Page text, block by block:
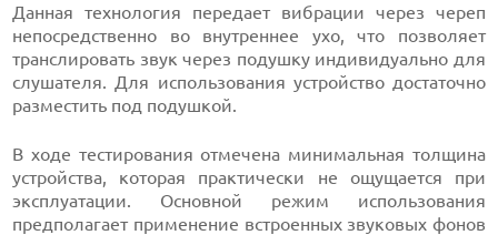
Данная технология передает вибрации через череп
непосредственно во внутреннее ухо, что позволяет
транслировать звук через подушку индивидуально для
слушателя. Для использования устройство достаточно
разместить под подушкой.
В ходе тестирования отмечена минимальная толщина
устройства, которая практически не ощущается при
эксплуатации. Основной режим использования
предполагает применение встроенных звуковых фонов